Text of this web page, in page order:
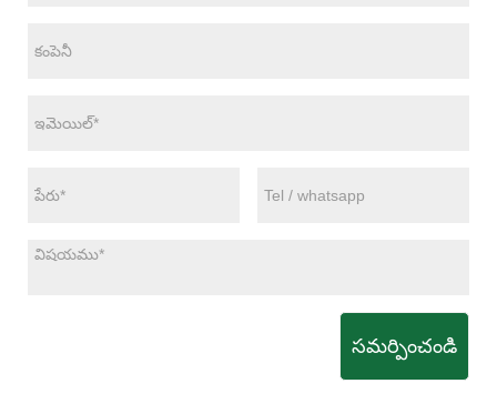
సమర్పించండి